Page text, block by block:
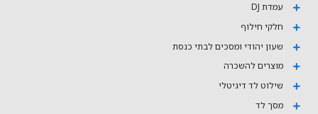
עמדת DJ
חלקי חילוף
שעון יהודי ומסכים לבתי כנסת
מוצרים להשכרה
שילוט לד דיגיטלי
מסך לד